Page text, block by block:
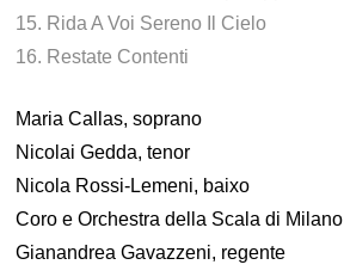
15. Rida A Voi Sereno Il Cielo
16. Restate Contenti
Maria Callas, soprano
Nicolai Gedda, tenor
Nicola Rossi-Lemeni, baixo
Coro e Orchestra della Scala di Milano
Gianandrea Gavazzeni, regente